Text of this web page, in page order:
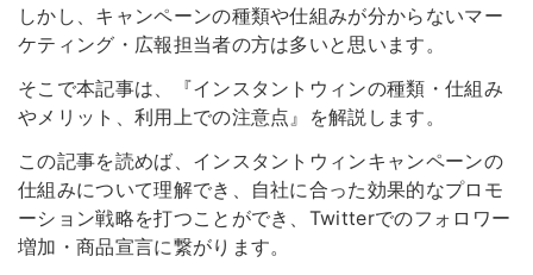
しかし、キャンペーンの種類や仕組みが分からないマー
ケティング・広報担当者の方は多いと思います。
そこで本記事は、『インスタントウィンの種類・仕組み
やメリット、利用上での注意点』を解説します。
この記事を読めば、インスタントウィンキャンペーンの
仕組みについて理解でき、自社に合った効果的なプロモ
ーション戦略を打つことができ、Twitterでのフォロワー
増加・商品宣言に繋がります。